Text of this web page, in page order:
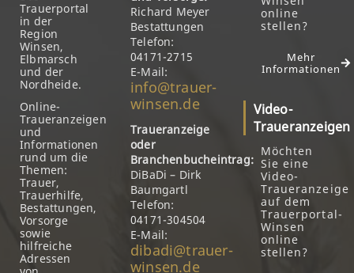
Trauerportal
in der
Region
Winsen,
Elbmarsch
und der
Nordheide.
Online-
Traueranzeigen
und
Informationen
rund um die
Themen:
Trauer,
Trauerhilfe,
Bestattungen,
Vorsorge
sowie
hilfreiche
Adressen
Richard Meyer
Bestattungen
Telefon:
04171-2715
E-Mail:
info@trauer-
winsen.de
Traueranzeige
oder
Branchenbucheintrag:
DiBaDi – Dirk
Baumgartl
Telefon:
04171-304504
E-Mail:
dibadi@trauer-
winsen.de
online
stellen?
Mehr
Informationen
Video-
Traueranzeigen
Möchten
Sie eine
Video-
Traueranzeige
auf dem
Trauerportal-
Winsen
online
stellen?